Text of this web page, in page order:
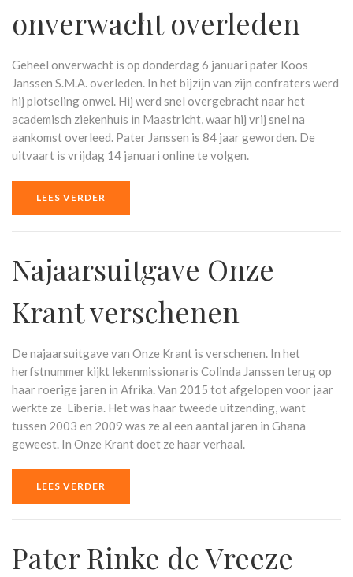
onverwacht overleden
Geheel onverwacht is op donderdag 6 januari pater Koos
Janssen S.M.A. overleden. In het bijzijn van zijn confraters werd
hij plotseling onwel. Hij werd snel overgebracht naar het
academisch ziekenhuis in Maastricht, waar hij vrij snel na
aankomst overleed. Pater Janssen is 84 jaar geworden. De
uitvaart is vrijdag 14 januari online te volgen.
LEES VERDER
Najaarsuitgave Onze
Krant verschenen
De najaarsuitgave van Onze Krant is verschenen. In het
herfstnummer kijkt lekenmissionaris Colinda Janssen terug op
haar roerige jaren in Afrika. Van 2015 tot afgelopen voor jaar
werkte ze Liberia. Het was haar tweede uitzending, want
tussen 2003 en 2009 was ze al een aantal jaren in Ghana
geweest. In Onze Krant doet ze haar verhaal.
LEES VERDER
Pater Rinke de Vreeze